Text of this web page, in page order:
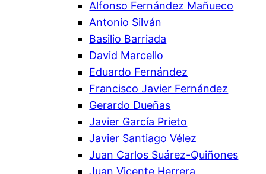
Alfonso Fernández Mañueco
Antonio Silván
Basilio Barriada
David Marcello
Eduardo Fernández
Francisco Javier Fernández
Gerardo Dueñas
Javier García Prieto
Javier Santiago Vélez
Juan Carlos Suárez-Quiñones
Juan Vicente Herrera